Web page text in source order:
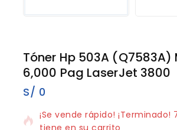
Tóner Hp 503A
6,000 Pag LaserJet 3800
S/ 0
14 productos vendidos en los
¡Se vende rápido! ¡Terminado!
tiene en su carrito